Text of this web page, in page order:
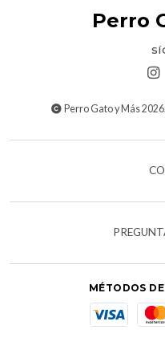
Perro
Perro Gato y Más
MÉTODOS